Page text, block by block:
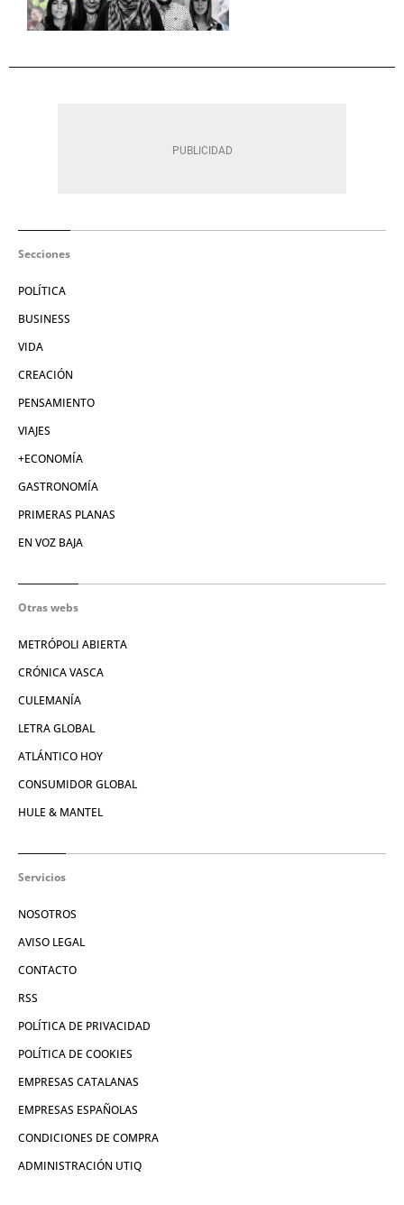
Secciones
POLÍTICA
BUSINESS
VIDA
CREACIÓN
PENSAMIENTO
VIAJES
+ECONOMÍA
GASTRONOMÍA
PRIMERAS PLANAS
EN VOZ BAJA
Otras webs
METRÓPOLI ABIERTA
CRÓNICA VASCA
CULEMANÍA
LETRA GLOBAL
ATLÁNTICO HOY
CONSUMIDOR GLOBAL
HULE & MANTEL
Servicios
NOSOTROS
AVISO LEGAL
CONTACTO
RSS
POLÍTICA DE PRIVACIDAD
POLÍTICA DE COOKIES
EMPRESAS CATALANAS
EMPRESAS ESPAÑOLAS
CONDICIONES DE COMPRA
ADMINISTRACIÓN UTIQ